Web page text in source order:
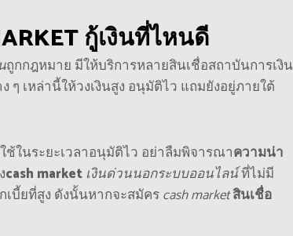
กู้เงินที่ไหนดี
ถูกกฎหมาย มีให้บริการหลายสินเชื่อสถาบันการเงิน
ๆ เหล่านี้ให้วงเงินสูง อนุมัติไว แถมยังอยู่ภายใต้
ช้ในระยะเวลาอนุมัติไว อย่าลืมพิจารณาความน่า
cash market เงินด่วนนอกระบบออนไลน์ที่ไม่มี
บี้ยที่สูง ดังนั้นหากจะสมัครcash marketสินเชื่อ